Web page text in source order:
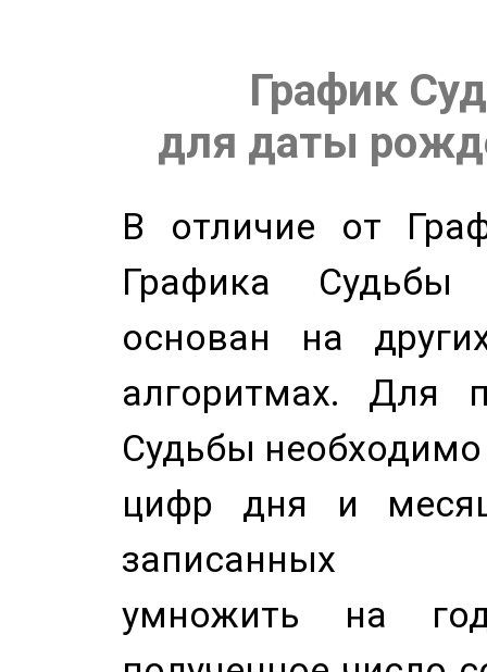
График
для даты
В отличие от
Графика
основан на
алгоритмах. Для
Судьбы
цифр дня и
записанных
умножить на